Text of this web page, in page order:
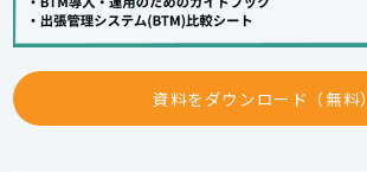
資料をダウンロード（無料）